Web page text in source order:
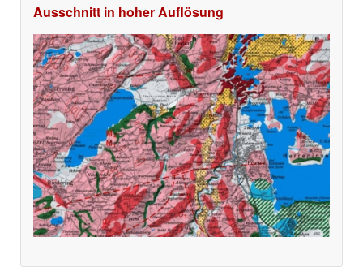
Ausschnitt in hoher Auflösung